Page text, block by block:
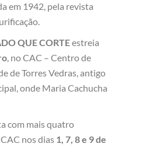
em 1942, pela revista
QUE CORTEestreia
, no CAC – Centro de
de Torres Vedras, antigo
onde Maria Cachucha
com mais quatro
nos dias 1, 7, 8 e 9 de